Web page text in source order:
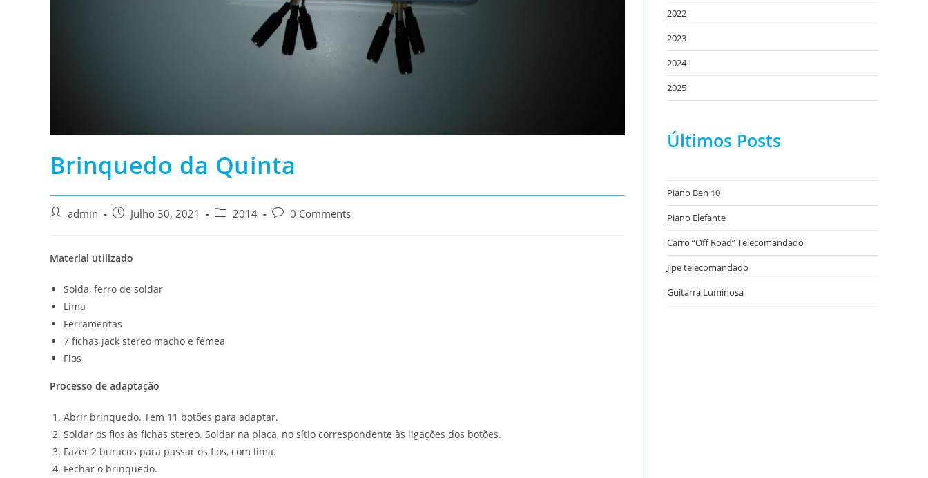
Brinquedo da Quinta
Postadmin
Post Julho 30, 2021
Post 2014
Post0 Comments
Material utilizado
Solda, ferro de soldar
Lima
Ferramentas
7 fichas jack stereo macho e fêmea
Fios
Processo de adaptação
Abrir brinquedo. Tem 11 botões para adaptar.
Soldar os fios às fichas stereo. Soldar na placa, no sítio correspondente às ligações dos botões.
Fazer 2 buracos para passar os fios, com lima.
Fechar o brinquedo.
2022
2023
2024
2025
Últimos Posts
Piano Ben 10
Piano Elefante
Carro “Off Road” Telecomandado
Jipe telecomandado
Guitarra Luminosa